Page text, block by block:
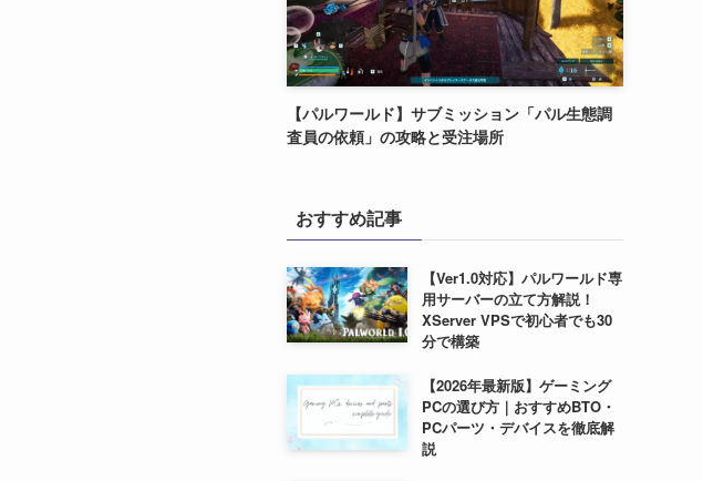
【パルワールド】サブミッション「パル生態調
査員の依頼」の攻略と受注場所
おすすめ記事
【Ver1.0対応】パルワールド専
用サーバーの立て方解説！
XServer VPSで初心者でも30
分で構築
【2026年最新版】ゲーミング
PCの選び方｜おすすめBTO・
PCパーツ・デバイスを徹底解
説